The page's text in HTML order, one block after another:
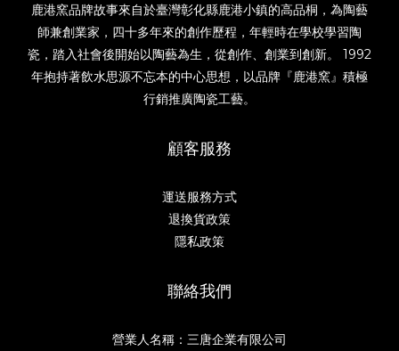
鹿港窯品牌故事來自於臺灣彰化縣鹿港小鎮的高品桐，為陶藝
師兼創業家，四十多年來的創作歷程，年輕時在學校學習陶
瓷，踏入社會後開始以陶藝為生，從創作、創業到創新。 1992
年抱持著飲水思源不忘本的中心思想，以品牌『鹿港窯』積極
行銷推廣陶瓷工藝。
顧客服務
運送服務方式
退換貨政策
隱私政策
聯絡我們
營業人名稱：三唐企業有限公司